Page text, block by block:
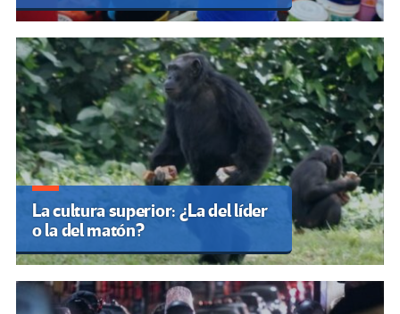
La cultura superior: ¿La del líder
o la del matón?